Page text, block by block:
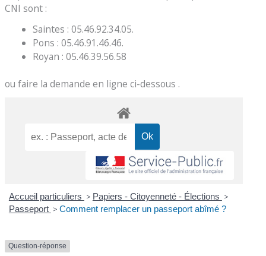
CNI sont :
Saintes : 05.46.92.34.05.
Pons : 05.46.91.46.46.
Royan : 05.46.39.56.58
ou faire la demande en ligne ci-dessous .
Accueil particuliers > Papiers - Citoyenneté - Élections >
Passeport > Comment remplacer un passeport abîmé ?
Question-réponse